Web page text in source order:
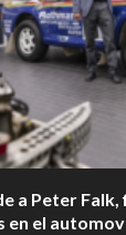
a Peter Falk,
en el